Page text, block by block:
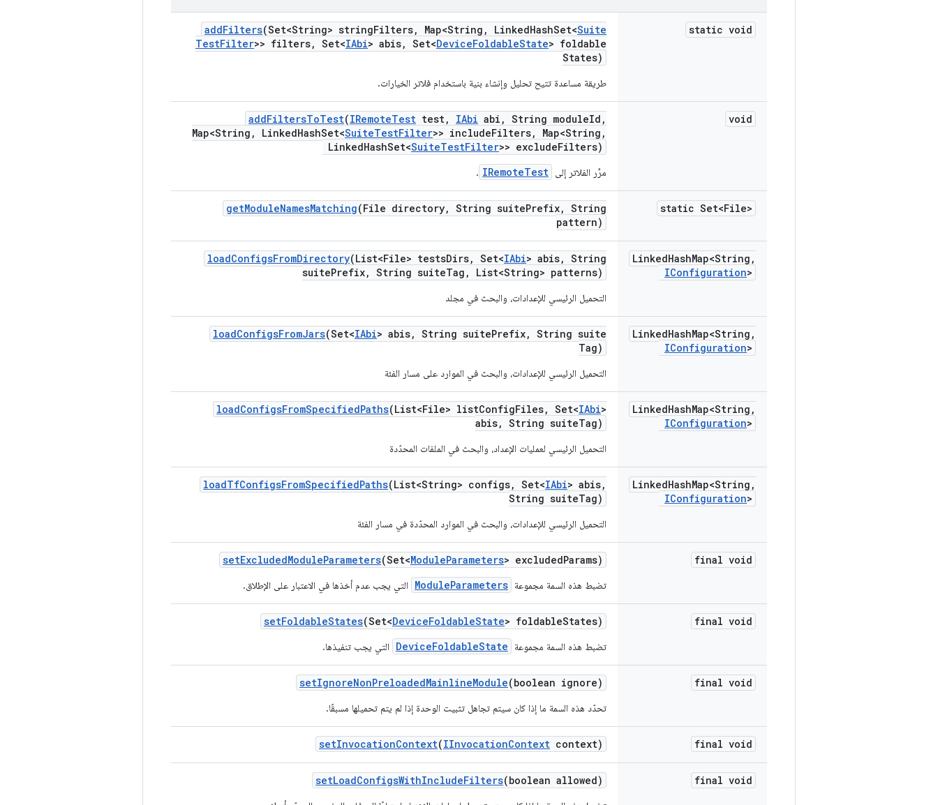
static void
addFilters(Set<String> stringFilters, Map<String , LinkedHashSet<Suite
TestFilter>> filters, Set<IAbi> abis, Set<DeviceFoldableState> foldable
States)
طريقة مساعدة تتيح تحليل وإنشاء بنية باستخدام فلاتر الخيارات.
void
addFiltersToTest(IRemoteTest test, IAbi abi , String moduleId ,
Map<String , LinkedHashSet<SuiteTestFilter>> includeFilters, Map<String ,
LinkedHashSet<SuiteTestFilter>> excludeFilters)
مرِّر الفلاتر إلى IRemoteTest
.
static Set<File>
getModuleNamesMatching(File directory, String suitePrefix, String
pattern)
LinkedHashMap<String ,
IConfiguration>
loadConfigsFromDirectory(List<File> testsDirs, Set<IAbi> abis, String
suitePrefix, String suiteTag , List<String> patterns)
التحميل الرئيسي للإعدادات، والبحث في مجلد
LinkedHashMap<String ,
IConfiguration>
loadConfigsFromJars(Set<IAbi> abis, String suitePrefix, String suite
Tag)
التحميل الرئيسي للإعدادات، والبحث في الموارد على مسار الفئة
LinkedHashMap<String ,
IConfiguration>
loadConfigsFromSpecifiedPaths(List<File> listConfigFiles, Set<IAbi>
abis, String suiteTag)
التحميل الرئيسي لعمليات الإعداد، والبحث في الملفات المحدّدة
LinkedHashMap<String ,
IConfiguration>
loadTfConfigsFromSpecifiedPaths(List<String> configs, Set<IAbi> abis,
String suiteTag)
التحميل الرئيسي للإعدادات، والبحث في الموارد المحدّدة في مسار الفئة
final void
setExcludedModuleParameters(Set<ModuleParameters> excludedParams)
تضبط هذه السمة مجموعة ModuleParameters التي يجب عدم أخذها في الاعتبار على الإطلاق.
final void
setFoldableStates(Set<DeviceFoldableState> foldableStates)
تضبط هذه السمة مجموعة DeviceFoldableState التي يجب تنفيذها.
final void
setIgnoreNonPreloadedMainlineModule(boolean ignore)
تحدّد هذه السمة ما إذا كان سيتم تجاهل تثبيت الوحدة إذا لم يتم تحميلها مسبقًا.
final void
setInvocationContext(IInvocationContext context)
final void
setLoadConfigsWithIncludeFilters(boolean allowed)